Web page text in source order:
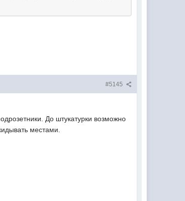
#5145
До штукатурки возможно
местами.